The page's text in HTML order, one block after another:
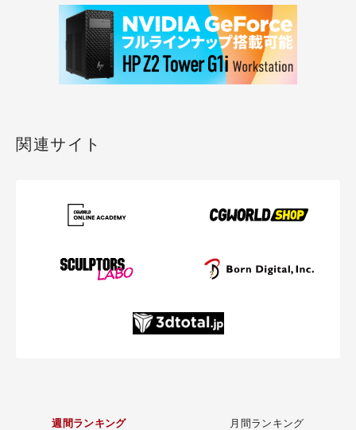
関連サイト
週間ランキング 月間ランキング